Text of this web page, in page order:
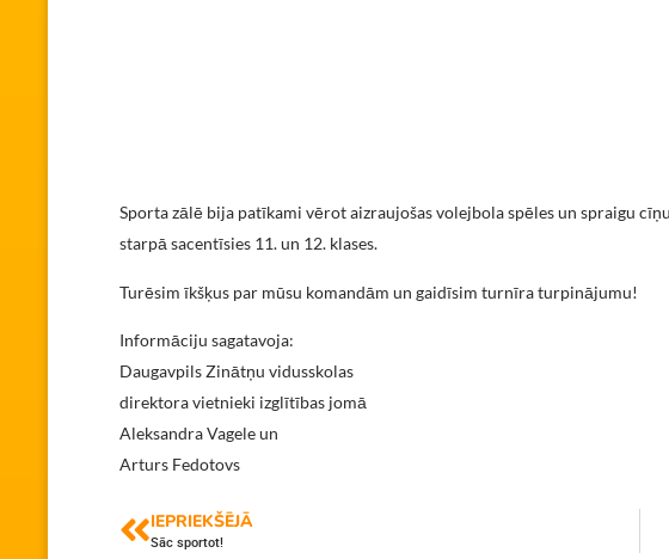
Sporta zālē bija patīkami vērot aizraujošas volejbola spēles un spraigu
starpā sacentīsies 11. un 12. klases.
Turēsim īkšķus par mūsu komandām un gaidīsim turnīra turpinājumu!
Informāciju sagatavoja:
Daugavpils Zinātņu vidusskolas
direktora vietnieki izglītības jomā
Aleksandra Vagele un
Arturs Fedotovs
IEPRIEKŠĒJĀ
Sāc sportot!